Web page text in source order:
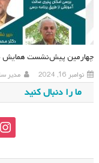
چهارمین پیش‌نشست همایش
نوامبر 16, 2024 مدیر
ما را دنبال کنید